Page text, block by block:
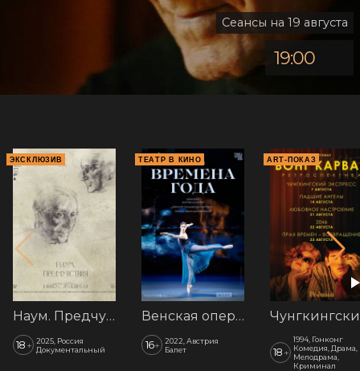
Сеансы на 19 августа
19:00
ЭКСКЛЮЗИВ
Наум. Предчувствия
18 +
2025, Россия
Документальный
ТЕАТР В КИНО
Венская опера: Времена года
16+
2022, Австрия
Балет
ART-ПОКАЗ
18 +
1994, Гонконг
Комедия, Драма,
Мелодрама,
Криминал